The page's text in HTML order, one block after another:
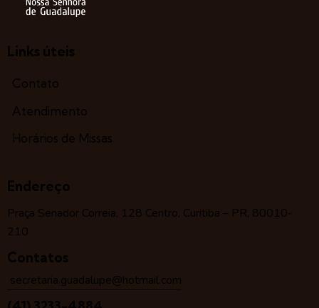
Links úteis
Contato
Atendimento
Horários de Missas
Endereço
Praça Senador Correia, 128 Centro, Curitiba – PR, 80010-
210
Contatos
secretaria.guadalupe@hotmail.com